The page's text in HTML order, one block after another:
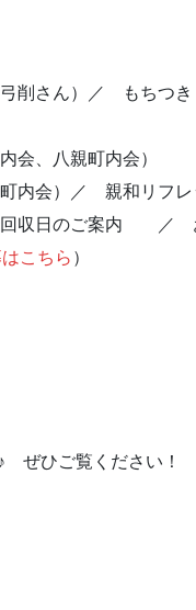
さん）／ もちつき
会、八親町内会）
内会）／ 親和リフ
収日のご案内 ／
こちら ）
ぜひご覧ください！